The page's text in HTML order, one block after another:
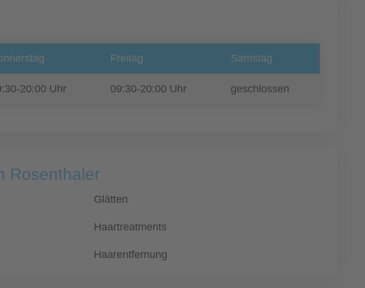
Freitag Samstag
20:00 Uhr 09:30-20:00 Uhr geschlossen
Rosenthaler
Glätten
Haartreatments
Haarentfernung